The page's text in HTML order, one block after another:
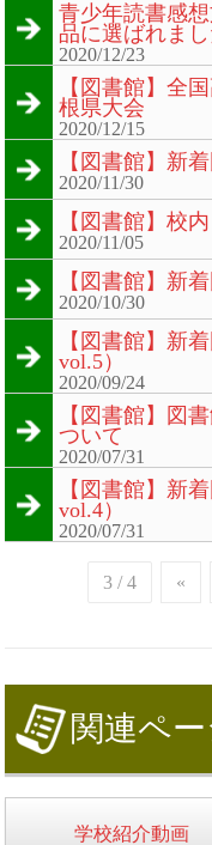
青少年読書感
品に選ばれまし
2020/12/23
【図書館】全
根県大会
2020/12/15
【図書館】新
2020/11/30
【図書館】校
2020/11/05
【図書館】新
2020/10/30
【図書館】新
vol.5）
2020/09/24
【図書館】図
ついて
2020/07/31
【図書館】新
vol.4）
2020/07/31
3 / 4 «
関連ペ
学校紹介動画